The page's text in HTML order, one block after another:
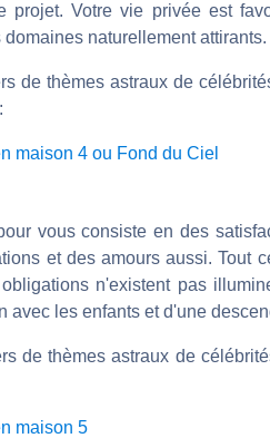
projet. Votre vie privée est
naturellement attirants.
de thèmes astraux de
maison 4 ou Fond du Ciel
vous consiste en des
et des amours aussi. Tout
n'existent pas
avec les enfants et d'une
de thèmes astraux de
maison 5